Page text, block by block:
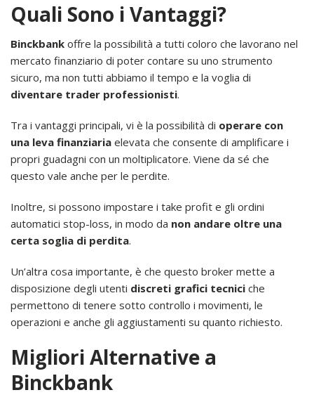
Quali Sono i Vantaggi?
Binckbank offre la possibilità a tutti coloro che lavorano nel
mercato finanziario di poter contare su uno strumento
sicuro, ma non tutti abbiamo il tempo e la voglia di
diventare trader professionisti.
Tra i vantaggi principali, vi è la possibilità di operare con
una leva finanziaria elevata che consente di amplificare i
propri guadagni con un moltiplicatore. Viene da sé che
questo vale anche per le perdite.
Inoltre, si possono impostare i take profit e gli ordini
automatici stop-loss, in modo da non andare oltre una
certa soglia di perdita.
Un’altra cosa importante, è che questo broker mette a
disposizione degli utenti discreti grafici tecnici che
permettono di tenere sotto controllo i movimenti, le
operazioni e anche gli aggiustamenti su quanto richiesto.
Migliori Alternative a
Binckbank